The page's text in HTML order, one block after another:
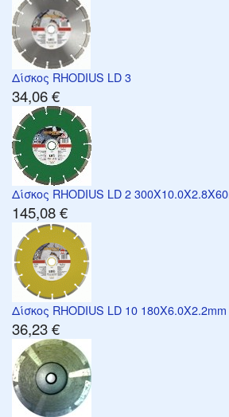
Δίσκος RHODIUS LD 3
34,06 €
Δίσκος RHODIUS LD 2
145,08 €
Δίσκος RHODIUS LD 10 180X6.0X2.2mm
36,23 €